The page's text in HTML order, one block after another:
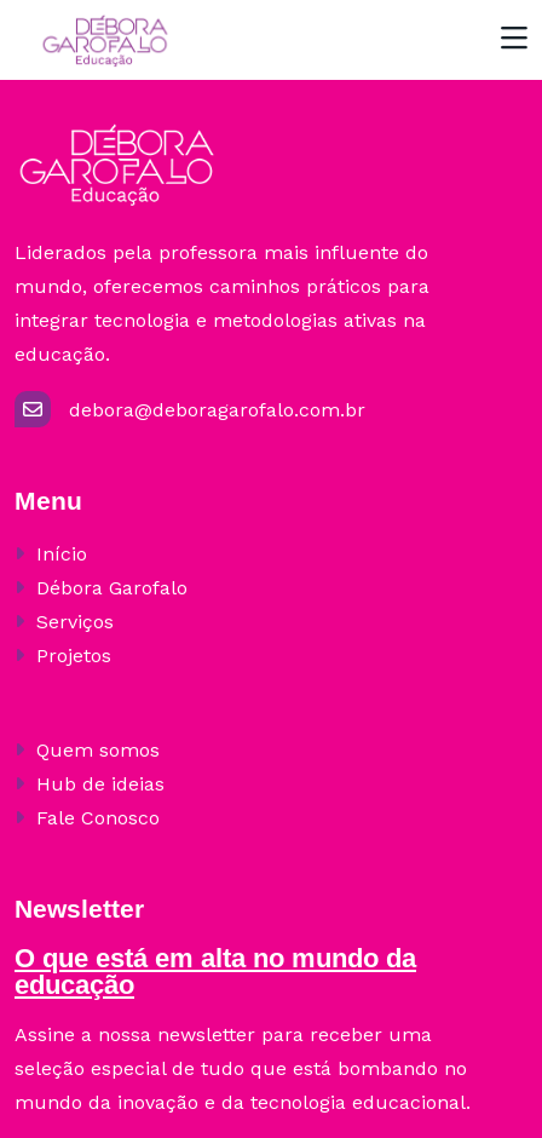
Liderados pela professora mais influente do
mundo, oferecemos caminhos práticos para
integrar tecnologia e metodologias ativas na
educação.
debora@deboragarofalo.com.br
Menu
Início
Débora Garofalo
Serviços
Projetos
Quem somos
Hub de ideias
Fale Conosco
Newsletter
O que está em alta no mundo da
educação
Assine a nossa newsletter para receber uma
seleção especial de tudo que está bombando no
mundo da inovação e da tecnologia educacional.